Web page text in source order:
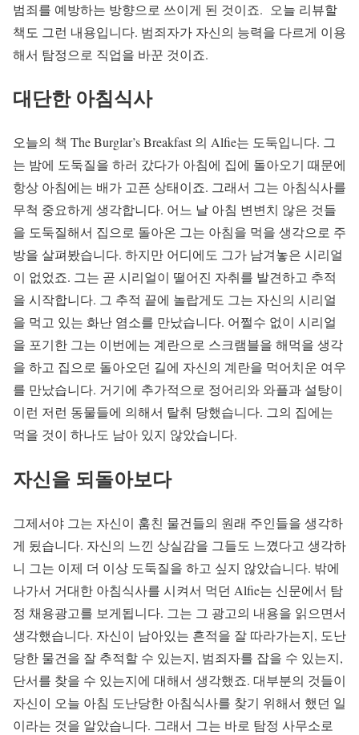
범죄를 예방하는 방향으로 쓰이게 된 것이죠. 오늘 리뷰할
책도 그런 내용입니다. 범죄자가 자신의 능력을 다르게 이용
해서 탐정으로 직업을 바꾼 것이죠.
대단한 아침식사
오늘의 책 The Burglar’s Breakfast 의 Alfie는 도둑입니다. 그
는 밤에 도둑질을 하러 갔다가 아침에 집에 돌아오기 때문에
항상 아침에는 배가 고픈 상태이죠. 그래서 그는 아침식사를
무척 중요하게 생각합니다. 어느 날 아침 변변치 않은 것들
을 도둑질해서 집으로 돌아온 그는 아침을 먹을 생각으로 주
방을 살펴봤습니다. 하지만 어디에도 그가 남겨놓은 시리얼
이 없었죠. 그는 곧 시리얼이 떨어진 자취를 발견하고 추적
을 시작합니다. 그 추적 끝에 놀랍게도 그는 자신의 시리얼
을 먹고 있는 화난 염소를 만났습니다. 어쩔수 없이 시리얼
을 포기한 그는 이번에는 계란으로 스크램블을 해먹을 생각
을 하고 집으로 돌아오던 길에 자신의 계란을 먹어치운 여우
를 만났습니다. 거기에 추가적으로 정어리와 와플과 설탕이
이런 저런 동물들에 의해서 탈취 당했습니다. 그의 집에는
먹을 것이 하나도 남아 있지 않았습니다.
자신을 되돌아보다
그제서야 그는 자신이 훔친 물건들의 원래 주인들을 생각하
게 됬습니다. 자신의 느낀 상실감을 그들도 느꼈다고 생각하
니 그는 이제 더 이상 도둑질을 하고 싶지 않았습니다. 밖에
나가서 거대한 아침식사를 시켜서 먹던 Alfie는 신문에서 탐
정 채용광고를 보게됩니다. 그는 그 광고의 내용을 읽으면서
생각했습니다. 자신이 남아있는 흔적을 잘 따라가는지, 도난
당한 물건을 잘 추적할 수 있는지, 범죄자를 잡을 수 있는지,
단서를 찾을 수 있는지에 대해서 생각했죠. 대부분의 것들이
자신이 오늘 아침 도난당한 아침식사를 찾기 위해서 했던 일
이라는 것을 알았습니다. 그래서 그는 바로 탐정 사무소로